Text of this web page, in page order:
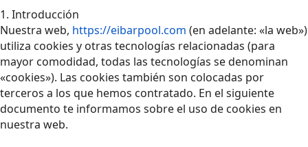
1. Introducción
Nuestra web, https://eibarpool.com (en adelante: «la web»)
utiliza cookies y otras tecnologías relacionadas (para
mayor comodidad, todas las tecnologías se denominan
«cookies»). Las cookies también son colocadas por
terceros a los que hemos contratado. En el siguiente
documento te informamos sobre el uso de cookies en
nuestra web.